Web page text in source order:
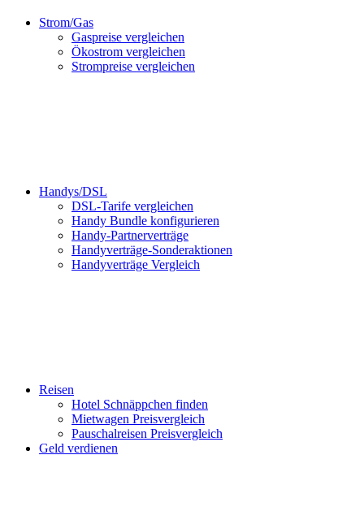
Strom/Gas
Gaspreise vergleichen
Ökostrom vergleichen
Strompreise vergleichen
Handys/DSL
DSL-Tarife vergleichen
Handy Bundle konfigurieren
Handy-Partnerverträge
Handyverträge-Sonderaktionen
Handyverträge Vergleich
Reisen
Hotel Schnäppchen finden
Mietwagen Preisvergleich
Pauschalreisen Preisvergleich
Geld verdienen